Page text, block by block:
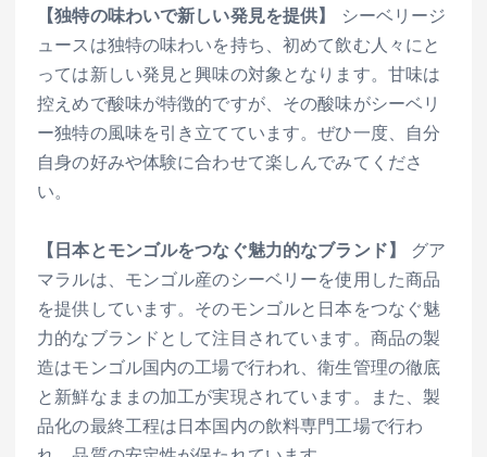
【独特の味わいで新しい発見を提供】
シーベリージ
ュースは独特の味わいを持ち、初めて飲む人々にと
っては新しい発見と興味の対象となります。甘味は
控えめで酸味が特徴的ですが、その酸味がシーベリ
ー独特の風味を引き立てています。ぜひ一度、自分
自身の好みや体験に合わせて楽しんでみてくださ
い。
【日本とモンゴルをつなぐ魅力的なブランド】
グア
マラルは、モンゴル産のシーベリーを使用した商品
を提供しています。そのモンゴルと日本をつなぐ魅
力的なブランドとして注目されています。商品の製
造はモンゴル国内の工場で行われ、衛生管理の徹底
と新鮮なままの加工が実現されています。また、製
品化の最終工程は日本国内の飲料専門工場で行わ